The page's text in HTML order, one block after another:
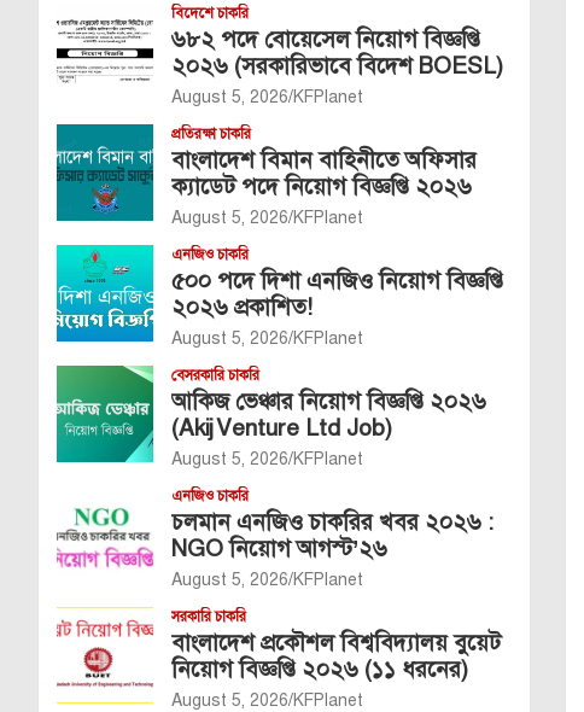
বিদেশে চাকরি
৬৮২ পদে বোয়েসেল নিয়োগ বিজ্ঞপ্তি
২০২৬ (সরকারিভাবে বিদেশ BOESL)
August 5, 2026 KFPlanet
প্রতিরক্ষা চাকরি
বাংলাদেশ বিমান বাহিনীতে অফিসার
ক্যাডেট পদে নিয়োগ বিজ্ঞপ্তি ২০২৬
August 5, 2026 KFPlanet
এনজিও চাকরি
৫০০ পদে দিশা এনজিও নিয়োগ বিজ্ঞপ্তি
২০২৬ প্রকাশিত!
August 5, 2026 KFPlanet
বেসরকারি চাকরি
আকিজ ভেঞ্চার নিয়োগ বিজ্ঞপ্তি ২০২৬
(Akij Venture Ltd Job)
August 5, 2026 KFPlanet
এনজিও চাকরি
চলমান এনজিও চাকরির খবর ২০২৬ :
NGO নিয়োগ আগস্ট’২৬
August 5, 2026 KFPlanet
সরকারি চাকরি
বাংলাদেশ প্রকৌশল বিশ্ববিদ্যালয় বুয়েট
নিয়োগ বিজ্ঞপ্তি ২০২৬ (১১ ধরনের)
August 5, 2026 KFPlanet